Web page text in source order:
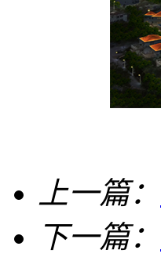
上一篇：
下一篇：